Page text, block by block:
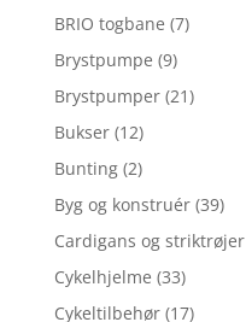
BRIO togbane (7)
Brystpumpe (9)
Brystpumper (21)
Bukser (12)
Bunting (2)
Byg og konstruér (39)
Cardigans og striktrøjer
Cykelhjelme (33)
Cykeltilbehør (17)